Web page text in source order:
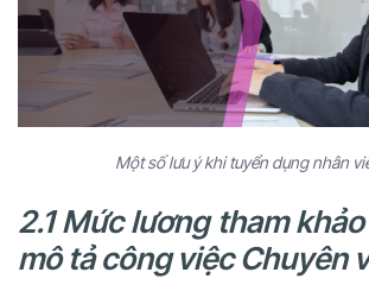
Một số lưu ý khi tuyển dụng nhân
2.1 Mức lương tham
mô tả công việc Chuyên